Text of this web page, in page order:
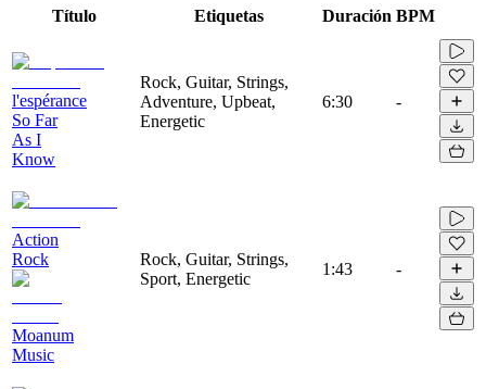
Título Etiquetas Duración BPM
l'espérance
So Far
As I
Know
Rock, Guitar, Strings,
Adventure, Upbeat,
Energetic
6:30 -
Action
Rock
Moanum
Music
Rock, Guitar, Strings,
Sport, Energetic
1:43 -